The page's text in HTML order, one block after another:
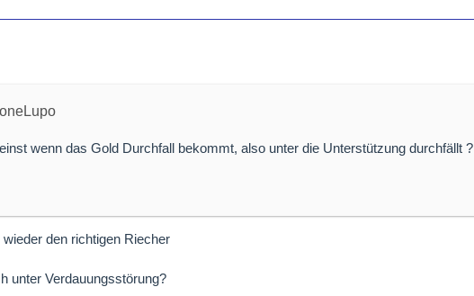
wenn das Gold Durchfall bekommt, also unter die Unterstützung durchfällt ?
den richtigen Riecher
unter Verdauungsstörung?